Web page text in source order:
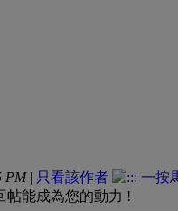
PM| 只看該作者
帖能成為您的動力 !